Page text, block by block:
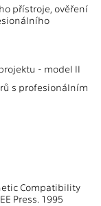
přístroje, ověření
- model II
s profesionálním
Compatibility
Press. 1995